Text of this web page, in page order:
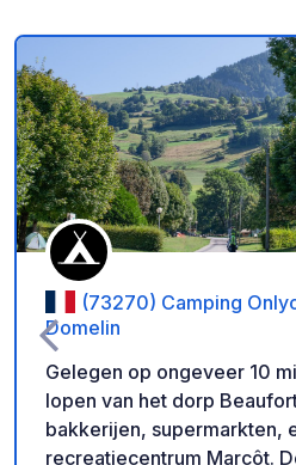
(73270) Camping
Domelin
Gelegen op ongeveer 10
lopen van het dorp
bakkerijen, supermarkten,
recreatiecentrum Marcôt.